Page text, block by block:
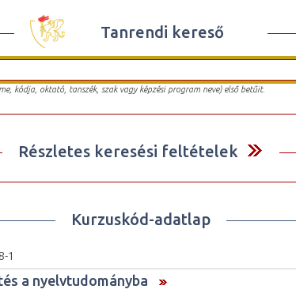
Tanrendi kereső
kódja, oktató, tanszék, szak vagy képzési program neve) első betűit.
Részletes keresési feltételek
Kurzuskód-adatlap
1
a nyelvtudományba